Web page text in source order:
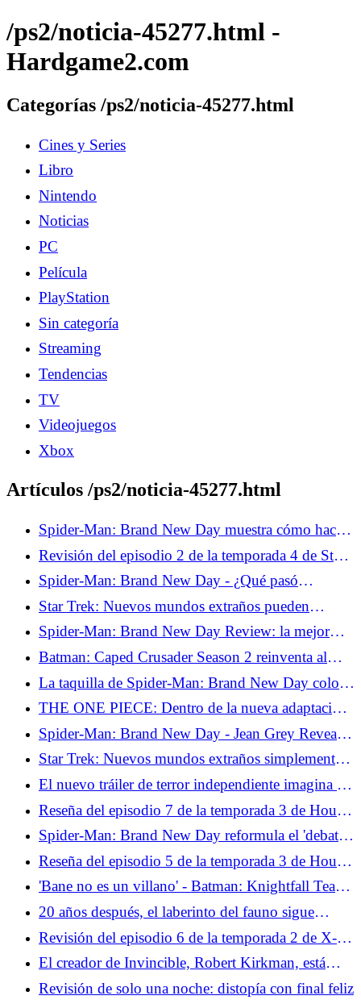
/ps2/noticia-45277.html -
Hardgame2.com
Categorías /ps2/noticia-45277.html
Cines y Series
Libro
Nintendo
Noticias
PC
Película
PlayStation
Sin categoría
Streaming
Tendencias
TV
Videojuegos
Xbox
Artículos /ps2/noticia-45277.html
Spider-Man: Brand New Day muestra cómo hacer
bien un universo compartido
Revisión del episodio 2 de la temporada 4 de Star
Trek: Strange New Worlds - El incidente de Griffin
Spider-Man: Brand New Day - ¿Qué pasó
realmente entre Peter y Ned al final?
Star Trek: Nuevos mundos extraños pueden
solucionar el mayor problema del Trek moderno
Spider-Man: Brand New Day Review: la mejor
salida de Tom Holland con la máscara
Batman: Caped Crusader Season 2 reinventa al
Joker para la era global
La taquilla de Spider-Man: Brand New Day coloca
a Wallcrawler en su propia liga entre los
superhéroes
THE ONE PIECE: Dentro de la nueva adaptación
al anime de Netflix de un clásico manga
Spider-Man: Brand New Day - Jean Grey Reveal
resucita la historia abandonada de Marvel Comics
Star Trek: Nuevos mundos extraños simplemente
complicaron la ira de Khan
El nuevo tráiler de terror independiente imagina un
pánico satánico por el que realmente vale la pena
entrar en pánico
Reseña del episodio 7 de la temporada 3 de House
of the Dragon: Mátalo, Caraxes
Spider-Man: Brand New Day reformula el 'debate'
de los fanáticos de los lanzatelarañas orgánicos de
manera irónica
Reseña del episodio 5 de la temporada 3 de House
of the Dragon: El extraño nos ofrece descanso
'Bane no es un villano' - Batman: Knightfall Team
sobre la adaptación del cómic que rompió el
murciélago
20 años después, el laberinto del fauno sigue
reflejando la realidad que quieres ver
Revisión del episodio 6 de la temporada 2 de X-
Men '97: Los peligros de la evolución
El creador de Invincible, Robert Kirkman, está
intentando "eliminar lo aburrido" de los cómics
Revisión de solo una noche: distopía con final feliz